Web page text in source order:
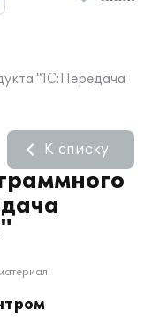
"1С:Передача
К списку